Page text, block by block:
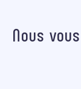
Nous